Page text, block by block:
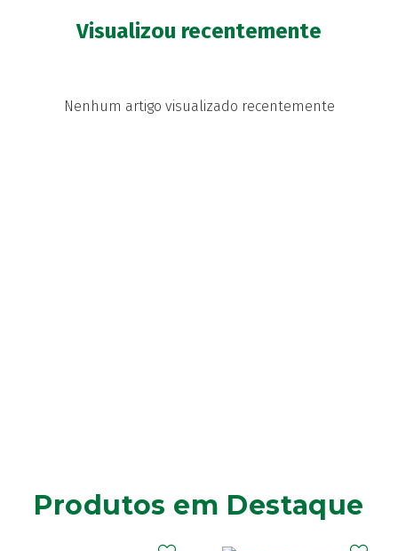
Visualizou recentemente
Nenhum artigo visualizado recentemente
Produtos em Destaque